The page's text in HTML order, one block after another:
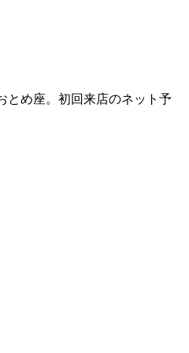
とめ座。初回来店のネット予